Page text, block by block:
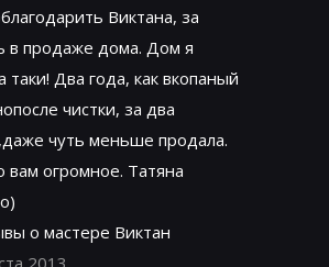
Виктана, за
в продаже дома. Дом я
таки! Два года, как вкопаный
чистки, за два
чуть меньше продала.
вам огромное. Татяна
о мастере Виктан